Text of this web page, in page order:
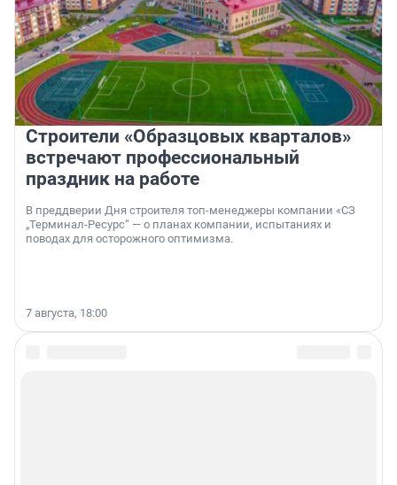
Строители «Образцовых кварталов»
встречают профессиональный
праздник на работе
В преддверии Дня строителя топ-менеджеры компании «СЗ
„Терминал-Ресурс“ — о планах компании, испытаниях и
поводах для осторожного оптимизма.
7 августа, 18:00